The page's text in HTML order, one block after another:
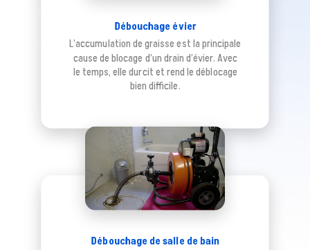
Débouchage évier
L’accumulation de graisse est la principale
cause de blocage d’un drain d’évier. Avec
le temps, elle durcit et rend le déblocage
bien difficile.
Débouchage de salle de bain